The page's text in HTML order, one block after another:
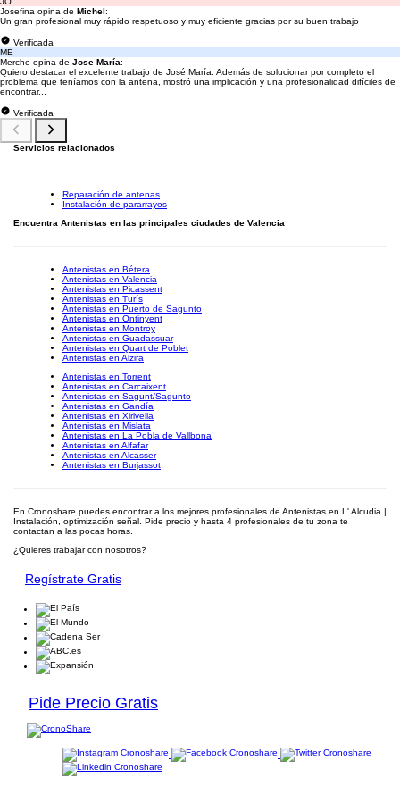
Josefina opina de Michel:
Un gran profesional muy rápido respetuoso y muy eficiente gracias por su buen trabajo
Verificada
ME
Merche opina de Jose María:
Quiero destacar el excelente trabajo de José María. Además de solucionar por completo el
problema que teníamos con la antena, mostró una implicación y una profesionalidad difíciles de
encontrar...
Verificada
Servicios relacionados
Reparación de antenas
Instalación de pararrayos
Encuentra Antenistas en las principales ciudades de Valencia
Antenistas en Bétera
Antenistas en Valencia
Antenistas en Picassent
Antenistas en Turís
Antenistas en Puerto de Sagunto
Antenistas en Ontinyent
Antenistas en Montroy
Antenistas en Guadassuar
Antenistas en Quart de Poblet
Antenistas en Alzira
Antenistas en Torrent
Antenistas en Carcaixent
Antenistas en Sagunt/Sagunto
Antenistas en Gandía
Antenistas en Xirivella
Antenistas en Mislata
Antenistas en La Pobla de Vallbona
Antenistas en Alfafar
Antenistas en Alcasser
Antenistas en Burjassot
En Cronoshare puedes encontrar a los mejores profesionales de Antenistas en L' Alcudia |
Instalación, optimización señal. Pide precio y hasta 4 profesionales de tu zona te
contactan a las pocas horas.
¿Quieres trabajar con nosotros?
Regístrate Gratis
Pide Precio Gratis